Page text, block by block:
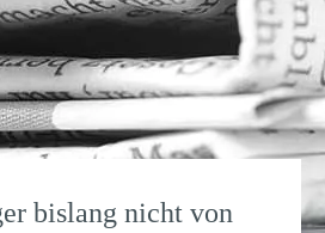
bislang nicht von